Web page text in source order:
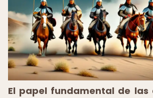
El papel fundamental de las